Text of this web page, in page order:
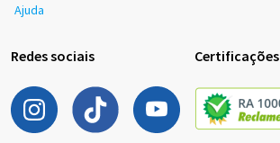
Ajuda
Redes sociais Certificações